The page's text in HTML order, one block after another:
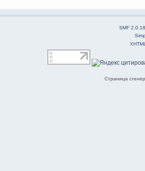
SMF 2.0.18
Страница